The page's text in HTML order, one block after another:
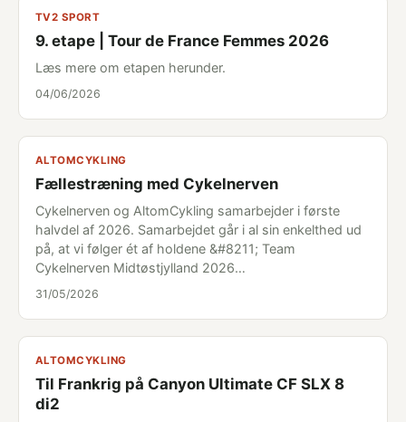
TV2 SPORT
9. etape | Tour de France Femmes 2026
Læs mere om etapen herunder.
04/06/2026
ALTOMCYKLING
Fællestræning med Cykelnerven
Cykelnerven og AltomCykling samarbejder i første
halvdel af 2026. Samarbejdet går i al sin enkelthed ud
på, at vi følger ét af holdene &#8211; Team
Cykelnerven Midtøstjylland 2026…
31/05/2026
ALTOMCYKLING
Til Frankrig på Canyon Ultimate CF SLX 8
di2